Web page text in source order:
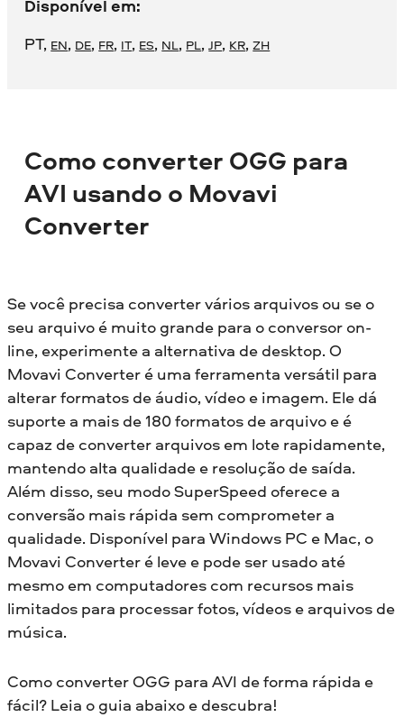
Disponível em:
PT, EN, DE, FR, IT, ES, NL, PL,JP, KR,ZH
Como converter OGG para
AVI usando o Movavi
Converter
Se você precisa converter vários arquivos ou se o
seu arquivo é muito grande para o conversor on-
line, experimente a alternativa de desktop. O
Movavi Converter é uma ferramenta versátil para
alterar formatos de áudio, vídeo e imagem. Ele dá
suporte a mais de 180 formatos de arquivo e é
capaz de converter arquivos em lote rapidamente,
mantendo alta qualidade e resolução de saída.
Além disso, seu modo SuperSpeed oferece a
conversão mais rápida sem comprometer a
qualidade. Disponível para Windows PC e Mac, o
Movavi Converter é leve e pode ser usado até
mesmo em computadores com recursos mais
limitados para processar fotos, vídeos e arquivos de
música.
Como converter OGG para AVI de forma rápida e
fácil? Leia o guia abaixo e descubra!